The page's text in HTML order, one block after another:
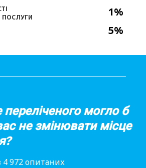
1%
5%
ПОСЛУГИ
могло б
не змінювати місце
4 972 опитаних